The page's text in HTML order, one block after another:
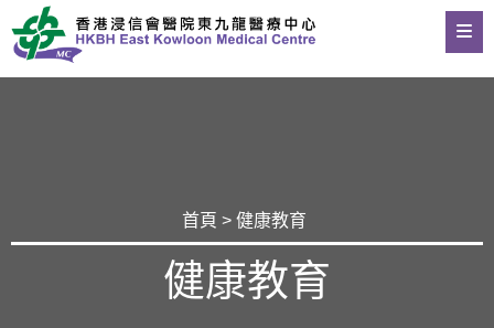
首頁 > 健康教育
健康教育